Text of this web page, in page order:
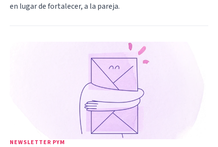
en lugar de fortalecer, a la pareja.
NEWSLETTER PYM